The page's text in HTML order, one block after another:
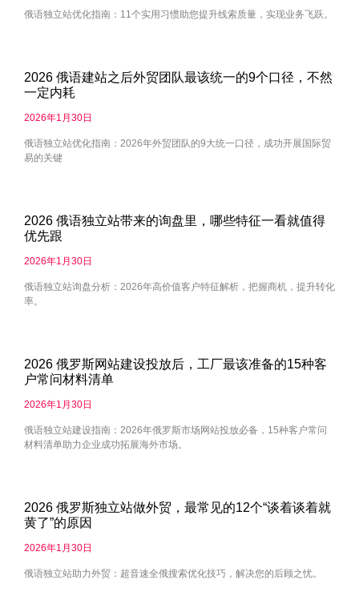
俄语独立站优化指南：11个实用习惯助您提升线索质量，实现业务飞跃。
2026 俄语建站之后外贸团队最该统一的9个口径，不然
一定内耗
2026年1月30日
俄语独立站优化指南：2026年外贸团队的9大统一口径，成功开展国际贸
易的关键
2026 俄语独立站带来的询盘里，哪些特征一看就值得
优先跟
2026年1月30日
俄语独立站询盘分析：2026年高价值客户特征解析，把握商机，提升转化
率。
2026 俄罗斯网站建设投放后，工厂最该准备的15种客
户常问材料清单
2026年1月30日
俄语独立站建设指南：2026年俄罗斯市场网站投放必备，15种客户常问
材料清单助力企业成功拓展海外市场。
2026 俄罗斯独立站做外贸，最常见的12个“谈着谈着就
黄了”的原因
2026年1月30日
俄语独立站助力外贸：超音速全俄搜索优化技巧，解决您的后顾之忧。